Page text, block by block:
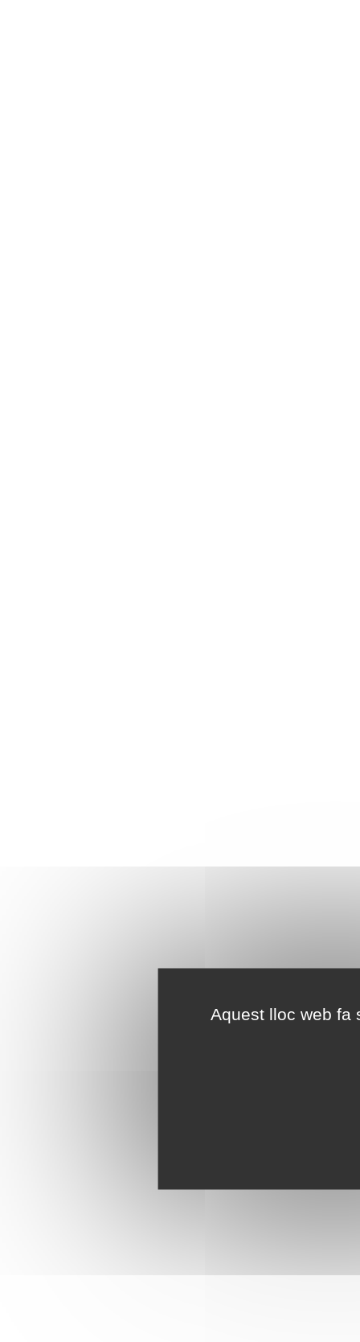
Aquest lloc web fa